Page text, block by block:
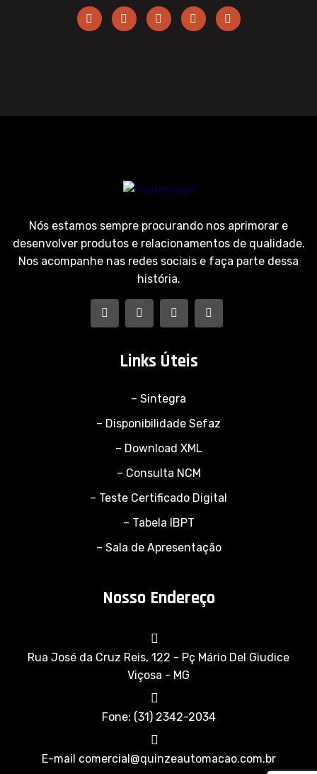
Nós estamos sempre procurando nos aprimorar e
desenvolver produtos e relacionamentos de qualidade.
Nos acompanhe nas redes sociais e faça parte dessa
história.
Links Úteis
– Sintegra
– Disponibilidade Sefaz
– Download XML
– Consulta NCM
– Teste Certificado Digital
– Tabela IBPT
– Sala de Apresentação
Nosso Endereço
Rua José da Cruz Reis, 122 - Pç Mário Del Giudice
Viçosa - MG
Fone: (31) 2342-2034
E-mail comercial@quinzeautomacao.com.br